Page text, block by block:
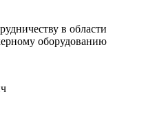
в области
оборудованию